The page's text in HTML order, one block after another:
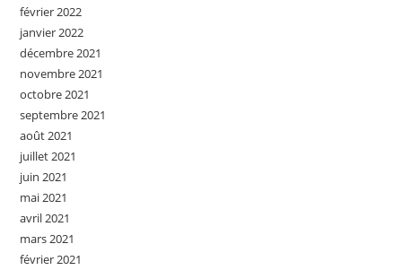
février 2022
janvier 2022
décembre 2021
novembre 2021
octobre 2021
septembre 2021
août 2021
juillet 2021
juin 2021
mai 2021
avril 2021
mars 2021
février 2021